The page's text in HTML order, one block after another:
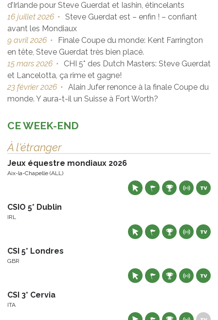
d’Irlande pour Steve Guerdat et Iashin, étincelants
16 juillet 2026 • Steve Guerdat est – enfin ! – confiant
avant les Mondiaux
9 avril 2026 •
Finale Coupe du monde: Kent Farrington
en tête, Steve Guerdat très bien placé.
15 mars 2026 •
CHI 5* des Dutch Masters: Steve Guerdat
et Lancelotta, ça rime et gagne!
23 février 2026 • Alain Jufer renonce à la finale Coupe du
monde. Y aura-t-il un Suisse à Fort Worth?
CE WEEK-END
À l'étranger
Jeux équestre mondiaux 2026
Aix-la-Chapelle (ALL)
CSIO 5* Dublin
IRL
CSI 5* Londres
GBR
CSI 3* Cervia
ITA